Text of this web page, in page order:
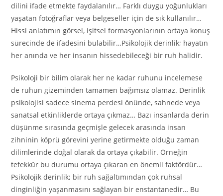
dilini ifade etmekte faydalanılır… Farklı duygu yoğunlukları
yaşatan fotoğraflar veya belgeseller için de sık kullanılır…
Hissi anlatımın görsel, işitsel formasyonlarının ortaya konuş
sürecinde de ifadesini bulabilir…Psikolojik derinlik; hayatın
her anında ve her insanın hissedebileceği bir ruh halidir.
Psikoloji bir bilim olarak her ne kadar ruhunu incelemese
de ruhun gizeminden tamamen bağımsız olamaz. Derinlik
psikolojisi sadece sinema perdesi önünde, sahnede veya
sanatsal etkinliklerde ortaya çıkmaz… Bazı insanlarda derin
düşünme sırasında geçmişle gelecek arasında insan
zihninin köprü görevini yerine getirmekte olduğu zaman
dilimlerinde doğal olarak da ortaya çıkabilir. Örneğin
tefekkür bu durumu ortaya çıkaran en önemli faktördür…
Psikolojik derinlik; bir ruh sağaltımından çok ruhsal
dinginliğin yaşanmasını sağlayan bir enstantanedir… Bu